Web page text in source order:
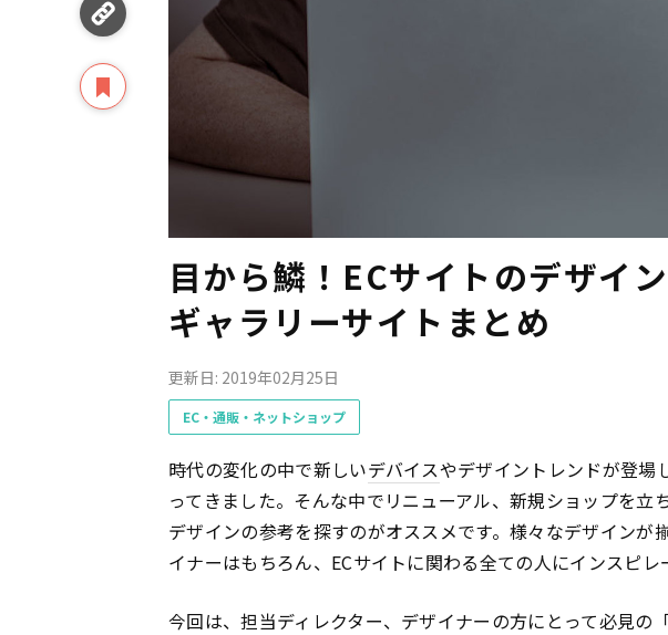
目から鱗！ECサイトのデザイ
ギャラリーサイトまとめ
更新日: 2019年02月25日
EC・通販・ネットショップ
時代の変化の中で新しいデバイスやデザイントレンドが登場
ってきました。そんな中でリニューアル、新規ショップを立
デザインの参考を探すのがオススメです。様々なデザインが
イナーはもちろん、ECサイトに関わる全ての人にインスピレ
今回は、担当ディレクター、デザイナーの方にとって必見の